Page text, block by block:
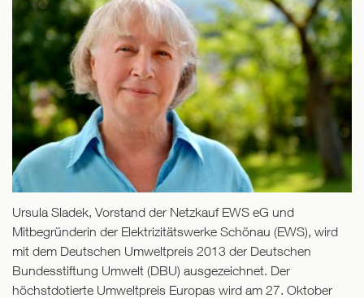
Ursula Sladek, Vorstand der Netzkauf EWS eG und
Mitbegründerin der Elektrizitätswerke Schönau (EWS), wird
mit dem Deutschen Umweltpreis 2013 der Deutschen
Bundesstiftung Umwelt (DBU) ausgezeichnet. Der
höchstdotierte Umweltpreis Europas wird am 27. Oktober